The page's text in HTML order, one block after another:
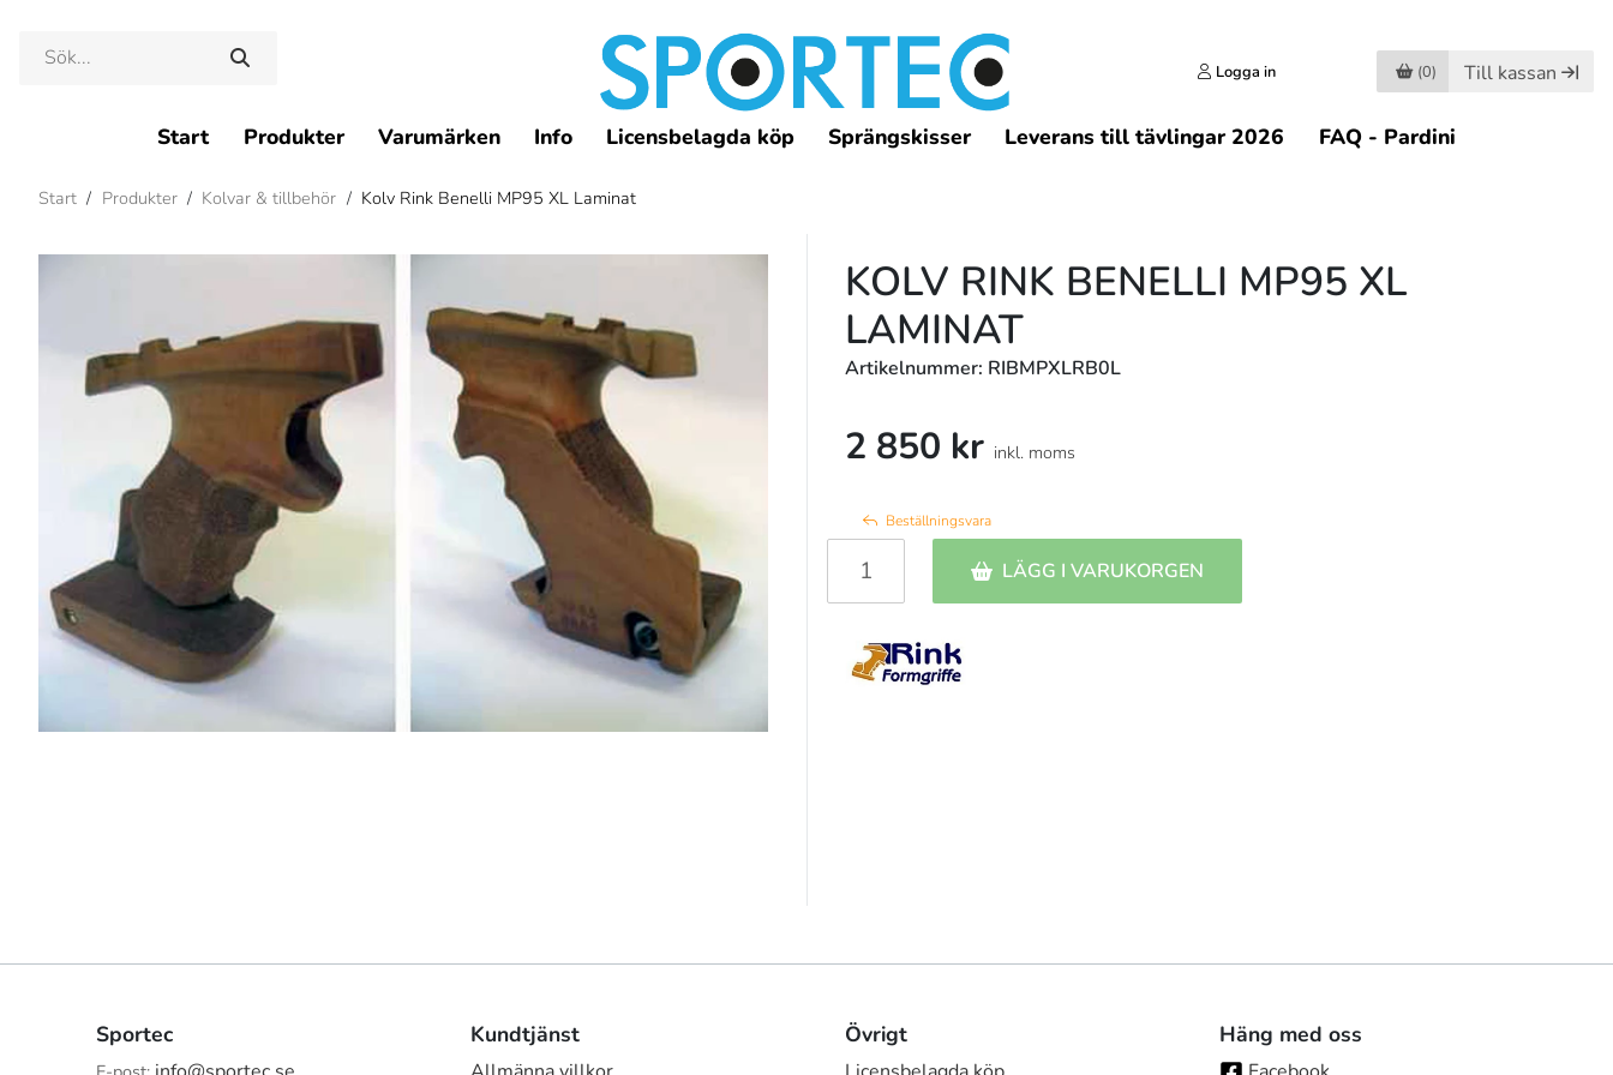
Logga in (0) Till kassan
Start Produkter Varumärken Info Licensbelagda köp Sprängskisser Leverans till tävlingar 2026 FAQ - Pardini
Start / Produkter / Kolvar & tillbehör / Kolv Rink Benelli MP95 XL Laminat
KOLV RINK BENELLI MP95 XL
LAMINAT
Artikelnummer: RIBMPXLRB0L
2 850 kr inkl. moms
Beställningsvara
LÄGG I VARUKORGEN
Sportec Kundtjänst Övrigt Häng med oss